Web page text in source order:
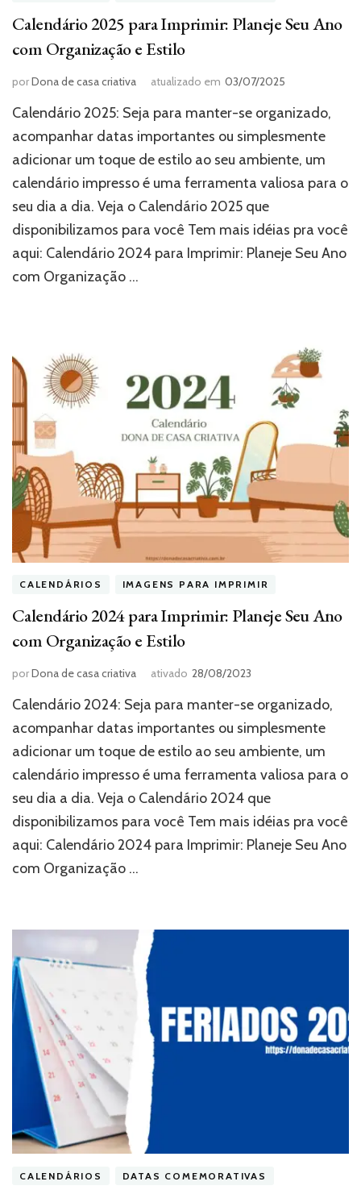
Calendário 2025 para Imprimir: Planeje Seu Ano
com Organização e Estilo
porDona de casa criativa atualizado em 03/07/2025
Calendário 2025: Seja para manter-se organizado,
acompanhar datas importantes ou simplesmente
adicionar um toque de estilo ao seu ambiente, um
calendário impresso é uma ferramenta valiosa para o
seu dia a dia. Veja o Calendário 2025 que
disponibilizamos para você Tem mais idéias pra você
aqui: Calendário 2024 para Imprimir: Planeje Seu Ano
com Organização …
CALENDÁRIOS IMAGENS PARA IMPRIMIR
Calendário 2024 para Imprimir: Planeje Seu Ano
com Organização e Estilo
porDona de casa criativa ativado 28/08/2023
Calendário 2024: Seja para manter-se organizado,
acompanhar datas importantes ou simplesmente
adicionar um toque de estilo ao seu ambiente, um
calendário impresso é uma ferramenta valiosa para o
seu dia a dia. Veja o Calendário 2024 que
disponibilizamos para você Tem mais idéias pra você
aqui: Calendário 2024 para Imprimir: Planeje Seu Ano
com Organização …
CALENDÁRIOS DATAS COMEMORATIVAS